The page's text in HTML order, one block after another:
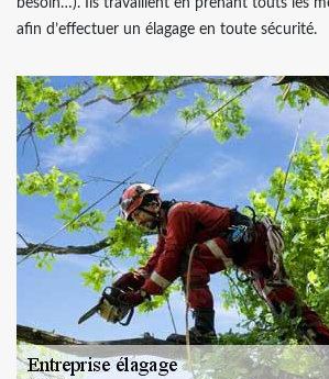
besoin…). Ils travaillent en prenant touts les
afin d’effectuer un élagage en toute sécurité.